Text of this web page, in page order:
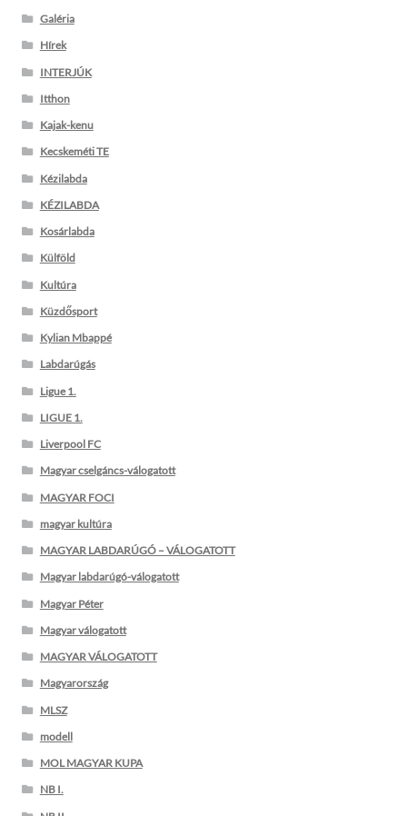
Galéria
Hírek
INTERJÚK
Itthon
Kajak-kenu
Kecskeméti TE
Kézilabda
KÉZILABDA
Kosárlabda
Külföld
Kultúra
Küzdősport
Kylian Mbappé
Labdarúgás
Ligue 1.
LIGUE 1.
Liverpool FC
Magyar cselgáncs-válogatott
MAGYAR FOCI
magyar kultúra
MAGYAR LABDARÚGÓ – VÁLOGATOTT
Magyar labdarúgó-válogatott
Magyar Péter
Magyar válogatott
MAGYAR VÁLOGATOTT
Magyarország
MLSZ
modell
MOL MAGYAR KUPA
NB I.